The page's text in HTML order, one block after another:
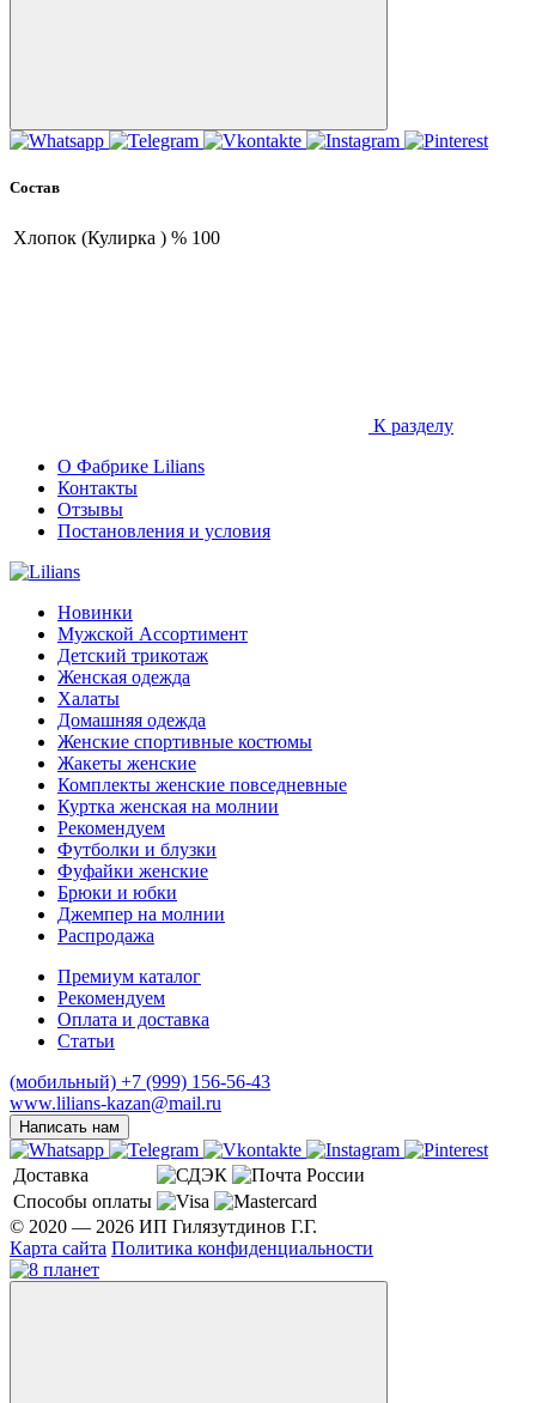
Состав
Хлопок (Кулирка ) % 100
К разделу
О Фабрике Lilians
Контакты
Отзывы
Постановления и условия
Новинки
Мужской Ассортимент
Детcкий трикотаж
Женская одежда
Халаты
Домашняя одежда
Женские спортивные костюмы
Жакеты женские
Комплекты женские повседневные
Куртка женская на молнии
Рекомендуем
Футболки и блузки
Фуфайки женские
Брюки и юбки
Джемпер на молнии
Распродажа
Премиум каталог
Рекомендуем
Оплата и доставка
Статьи
(мобильный) +7 (999) 156-56-43
www.lilians-kazan@mail.ru
Написать нам
Доставка
Способы оплаты
© 2020 — 2026 ИП Гилязутдинов Г.Г.
Карта сайта Политика конфиденциальности